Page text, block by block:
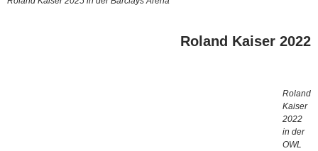
Roland Kaiser 2022
Roland
Kaiser
2022
in der
OWL